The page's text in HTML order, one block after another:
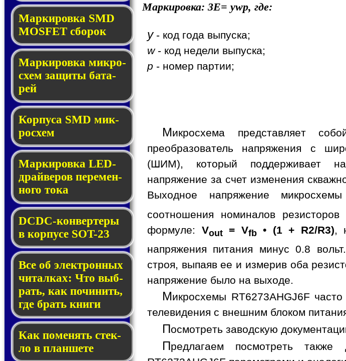
Мар­ки­ров­ка SMD
MOSFET сбо­рок
Мар­ки­ров­ка мик­ро­
схем за­щи­ты ба­та­
рей
Корпуса SMD мик­
ро­схем
Маркировка LED-
драй­ве­ров пе­ре­мен­
но­го то­ка
DCDC-кон­вер­те­ры
в кор­пу­се SOT-23
Все об элек­трон­ных
чи­тал­ках: Что выб­
рать, как по­чи­нить,
где брать кни­ги
Как по­ме­нять стек­
ло в планшете
Маркировка: 3E= ywp, где:
y- код года выпуска;
w- код недели выпуска;
p - номер партии;
Микросхема представляет
преобразователь напряжения с
(ШИМ), который поддерживает
напряжение за счет изменения
Выходное напряжение
соотношения номиналов
формуле: Vout= Vfb • (1 + R2/R3) ,
напряжения питания минус 0.8
строя, выпаяв ее и измерив оба
напряжение было на выходе.
Микросхемы RT6273AHGJ6F
телевидения с внешним блоком
Посмотреть заводскую
Предлагаем посмотреть